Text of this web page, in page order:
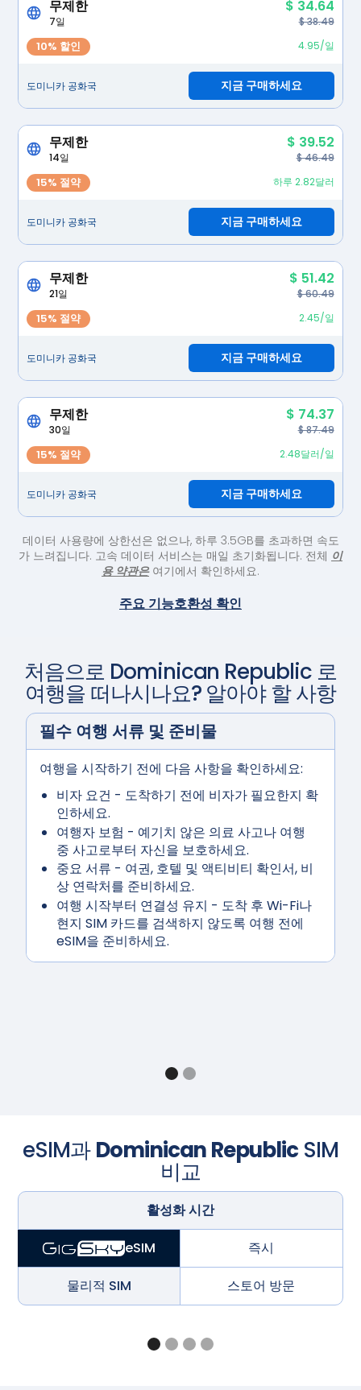
무제한 $ 34.64
7일 $ 38.49
10% 할인 4.95/일
도미니카 공화국 지금 구매하세요
무제한 $ 39.52
14일 $ 46.49
15% 절약 하루 2.82달러
도미니카 공화국 지금 구매하세요
무제한 $ 51.42
21일 $ 60.49
15% 절약 2.45/일
도미니카 공화국 지금 구매하세요
무제한 $ 74.37
30일 $ 87.49
15% 절약 2.48달러/일
도미니카 공화국 지금 구매하세요
데이터 사용량에 상한선은 없으나, 하루 3.5GB를 초과하면 속도
가 느려집니다. 고속 데이터 서비스는 매일 초기화됩니다. 전체 이
용 약관은여기에서 확인하세요.
주요 기능호환성 확인
처음으로 Dominican Republic 로
여행을 떠나시나요? 알아야 할 사항
필수 여행 서류 및 준비물
여행을 시작하기 전에 다음 사항을 확인하세요:
비자 요건 - 도착하기 전에 비자가 필요한지 확
인하세요.
여행자 보험 - 예기치 않은 의료 사고나 여행
중 사고로부터 자신을 보호하세요.
중요 서류 - 여권, 호텔 및 액티비티 확인서, 비
상 연락처를 준비하세요.
여행시작부터 연결성 유지 - 도착 후 Wi-Fi나
현지 SIM 카드를 검색하지 않도록 여행 전에
eSIM을 준비하세요.
eSIM과Dominican Republic SIM
비교
활성화 시간
eSIM 즉시
물리적 SIM 스토어 방문